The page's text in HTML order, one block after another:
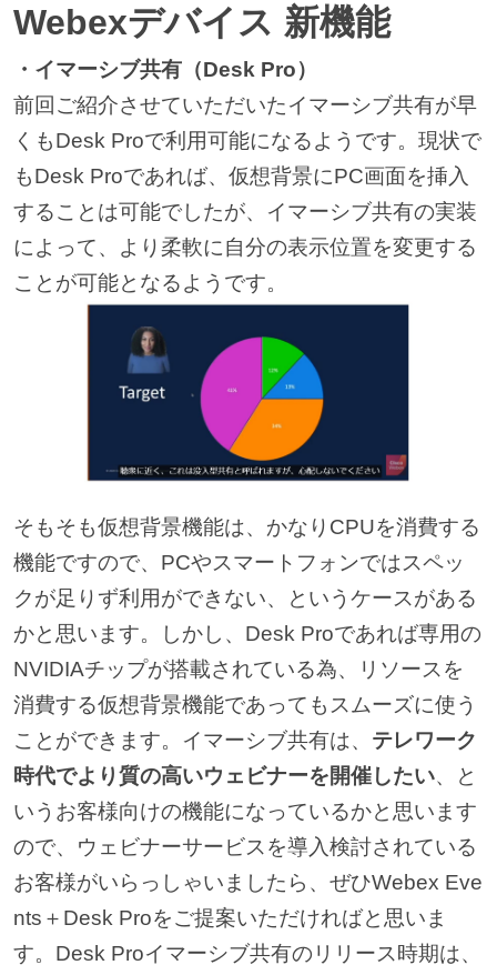
Webexデバイス 新機能
・イマーシブ共有（Desk Pro）
前回ご紹介させていただいたイマーシブ共有が早
くもDesk Proで利用可能になるようです。現状で
もDesk Proであれば、仮想背景にPC画面を挿入
することは可能でしたが、イマーシブ共有の実装
によって、より柔軟に自分の表示位置を変更する
ことが可能となるようです。
そもそも仮想背景機能は、かなりCPUを消費する
機能ですので、PCやスマートフォンではスペッ
クが足りず利用ができない、というケースがある
かと思います。しかし、Desk Proであれば専用の
NVIDIAチップが搭載されている為、リソースを
消費する仮想背景機能であってもスムーズに使う
ことができます。イマーシブ共有は、 テレワーク
時代でより質の高いウェビナーを開催したい、と
いうお客様向けの機能になっているかと思います
ので、ウェビナーサービスを導入検討されている
お客様がいらっしゃいましたら、ぜひWebex Eve
nts＋Desk Proをご提案いただければと思いま
す。Desk Proイマーシブ共有のリリース時期は、